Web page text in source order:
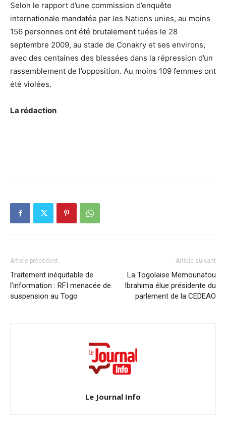
Selon le rapport d’une commission d’enquête
internationale mandatée par les Nations unies, au moins
156 personnes ont été brutalement tuées le 28
septembre 2009, au stade de Conakry et ses environs,
avec des centaines des blessées dans la répression d’un
rassemblement de l’opposition. Au moins 109 femmes ont
été violées.
La rédaction
Article précédent
Traitement inéquitable de
l’information : RFI menacée de
suspension au Togo
Article suivant
La Togolaise Memounatou
Ibrahima élue présidente du
parlement de la CEDEAO
Le Journal Info